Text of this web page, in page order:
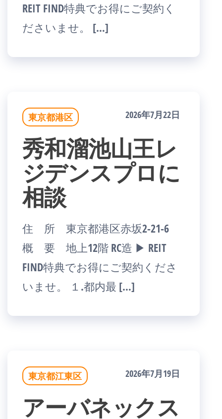
REIT FIND特典でお得にご契約く
ださいませ。 […]
東京都港区 2026年7月22日
秀和溜池山王レ
ジデンスプロに
相談
住 所 東京都港区赤坂2-21-6
概 要 地上12階 RC造 ▶ REIT
FIND特典でお得にご契約くださ
いませ。 １.都内最 […]
東京都江東区 2026年7月19日
アーバネックス